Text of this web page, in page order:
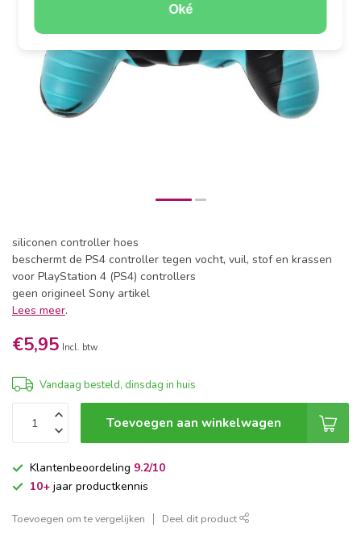
Oké
siliconen controller hoes
beschermt de PS4 controller tegen vocht, vuil, stof en krassen
voor PlayStation 4 (PS4) controllers
geen origineel Sony artikel
Lees meer.
€5,95 Incl. btw
Vandaag besteld, dinsdag in huis
Toevoegen aan winkelwagen
Klantenbeoordeling 9.2/10
10+ jaar productkennis
Toevoegen om te vergelijken Deel dit product